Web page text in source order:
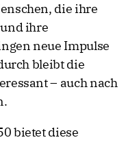
die ihre
ihre
neue Impulse
bleibt die
– auch nach
bietet diese